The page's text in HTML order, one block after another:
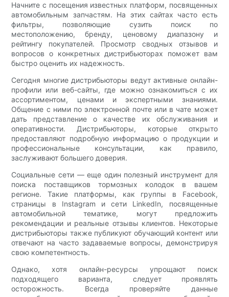
Начните с посещения известных платформ, посвященных
автомобильным запчастям. На этих сайтах часто есть
фильтры, позволяющие сузить поиск по
местоположению, бренду, ценовому диапазону и
рейтингу покупателей. Просмотр сводных отзывов и
вопросов о конкретных дистрибьюторах поможет вам
быстро оценить их надежность.
Сегодня многие дистрибьюторы ведут активные онлайн-
профили или веб-сайты, где можно ознакомиться с их
ассортиментом, ценами и экспертными знаниями.
Общение с ними по электронной почте или в чате может
дать представление о качестве их обслуживания и
оперативности. Дистрибьюторы, которые открыто
предоставляют подробную информацию о продукции и
профессиональные консультации, как правило,
заслуживают большего доверия.
Социальные сети — еще один полезный инструмент для
поиска поставщиков тормозных колодок в вашем
регионе. Такие платформы, как группы в Facebook,
страницы в Instagram и сети LinkedIn, посвященные
автомобильной тематике, могут предложить
рекомендации и реальные отзывы клиентов. Некоторые
дистрибьюторы также публикуют обучающий контент или
отвечают на часто задаваемые вопросы, демонстрируя
свою компетентность.
Однако, хотя онлайн-ресурсы упрощают поиск
подходящего варианта, следует проявлять
осторожность. Всегда проверяйте данные